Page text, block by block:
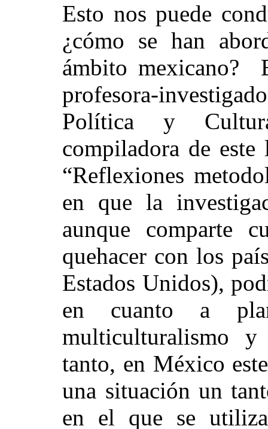
Esto nos puede
¿cómo se han
ámbito mexicano?
profesora-
Política y
compiladora de
“Reflexiones
en que la
aunque comparte
quehacer con los
Estados Unidos),
en cuanto a
multiculturalismo
tanto, en México
una situación un
en el que se